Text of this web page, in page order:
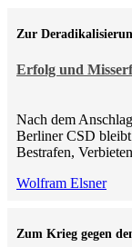
Erfolg und
Zur
Nach dem
Berliner CSD bleibt
Bestrafen,
Wolfram Elsner
Zum Krieg gegen